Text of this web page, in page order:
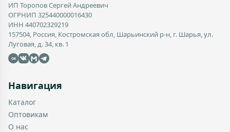
ИП Торопов Сергей Андреевич
ОГРНИП 325440000016430
ИНН 440702329219
157504, Россия, Костромская обл, Шарьинский р-н, г. Шарья, ул.
Луговая, д. 34, кв. 1
OK
Навигация
Каталог
Оптовикам
О нас